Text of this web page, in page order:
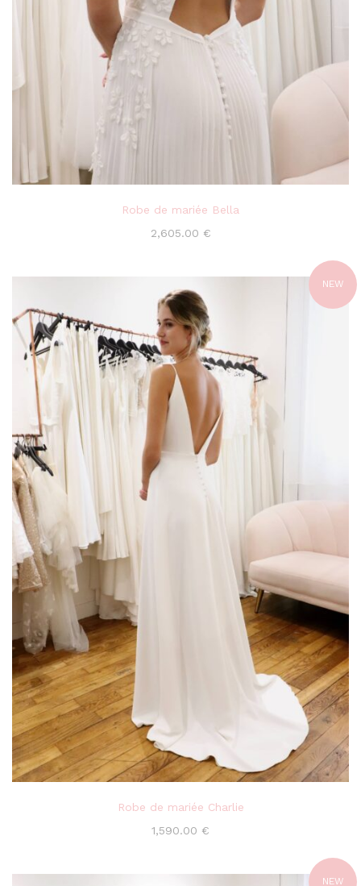
Robe de mariée Bella
2,605.00 €
NEW
Robe de mariée Charlie
1,590.00 €
NEW